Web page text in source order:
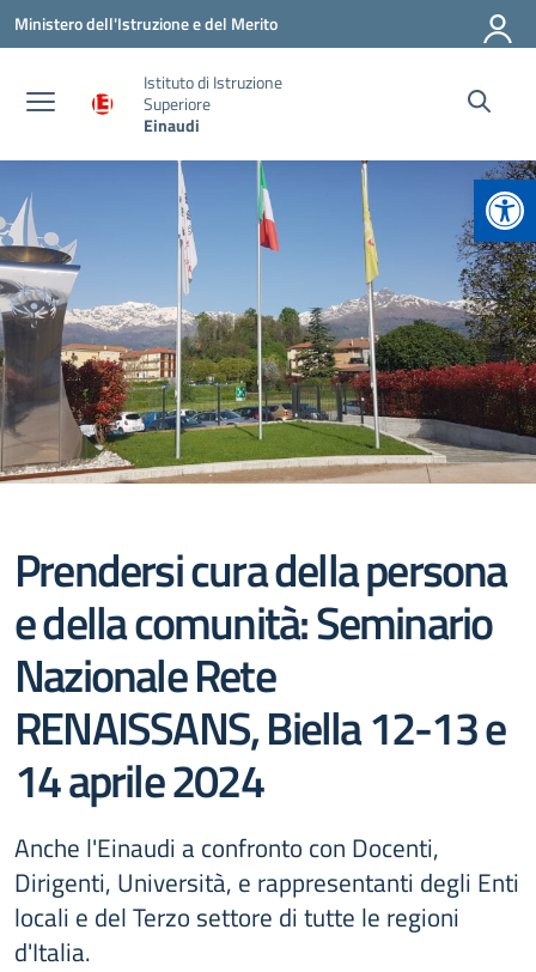
Vai ai contenuti
Vai al menu di navigazione
Vai al footer
Ministero dell'Istruzione e del Merito
Istituto di Istruzione
Superiore
Einaudi
Prendersi cura della persona
e della comunità: Seminario
Nazionale Rete
RENAISSANS, Biella 12-13 e
14 aprile 2024
Anche l'Einaudi a confronto con Docenti,
Dirigenti, Università, e rappresentanti degli Enti
locali e del Terzo settore di tutte le regioni
d'Italia.